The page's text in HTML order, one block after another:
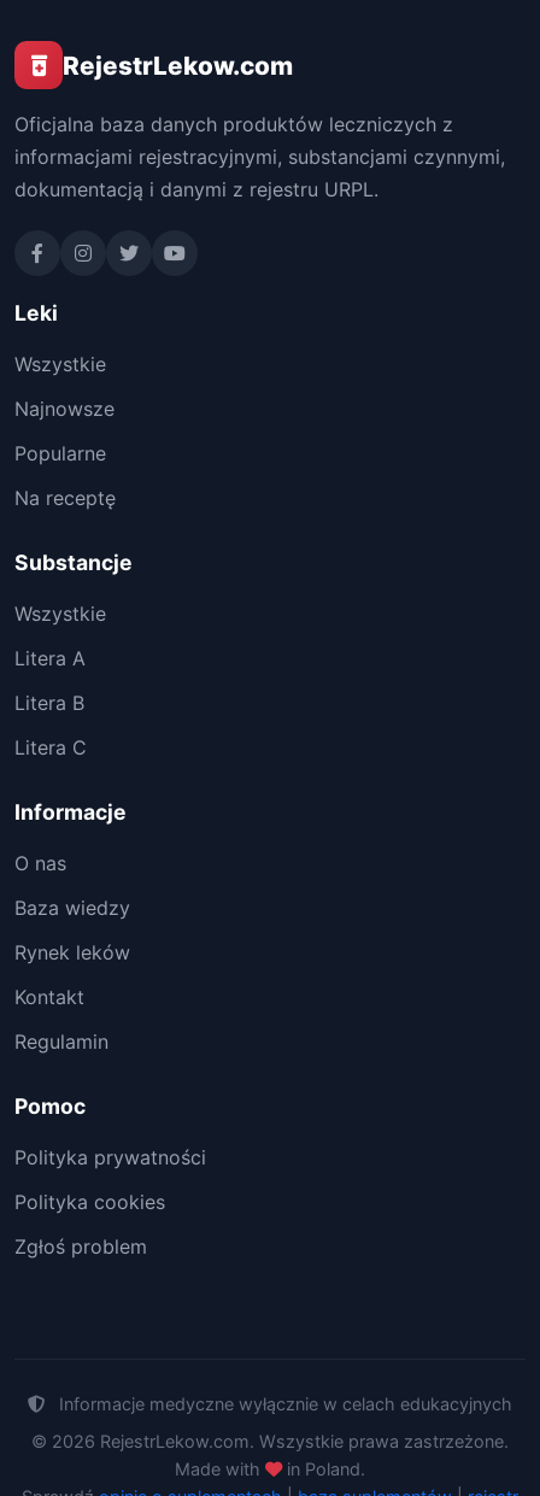
RejestrLekow.com
Oficjalna baza danych produktów leczniczych z
informacjami rejestracyjnymi, substancjami czynnymi,
dokumentacją i danymi z rejestru URPL.
Leki
Wszystkie
Najnowsze
Popularne
Na receptę
Substancje
Wszystkie
Litera A
Litera B
Litera C
Informacje
O nas
Baza wiedzy
Rynek leków
Kontakt
Regulamin
Pomoc
Polityka prywatności
Polityka cookies
Zgłoś problem
Informacje medyczne wyłącznie w celach edukacyjnych
© 2026 RejestrLekow.com. Wszystkie prawa zastrzeżone.
Made with
in Poland.